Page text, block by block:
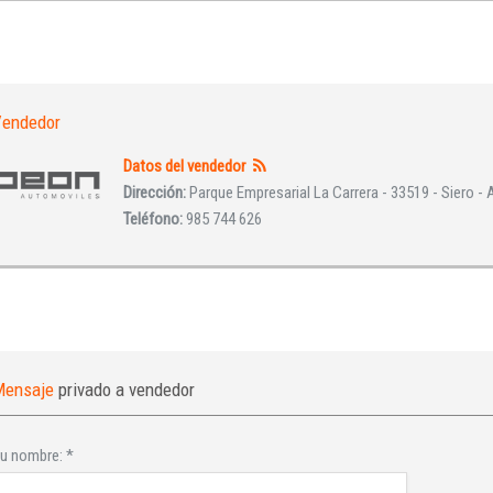
Datos del vendedor
Dirección:Parque Empresarial La Carrera - 33519 - Siero -
Teléfono:985 744 626
privado a vendedor
nombre: *